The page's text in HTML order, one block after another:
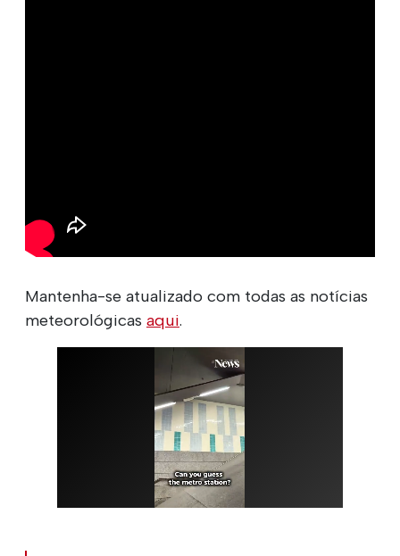
Mantenha-se atualizado com todas as notícias
meteorológicas aqui.